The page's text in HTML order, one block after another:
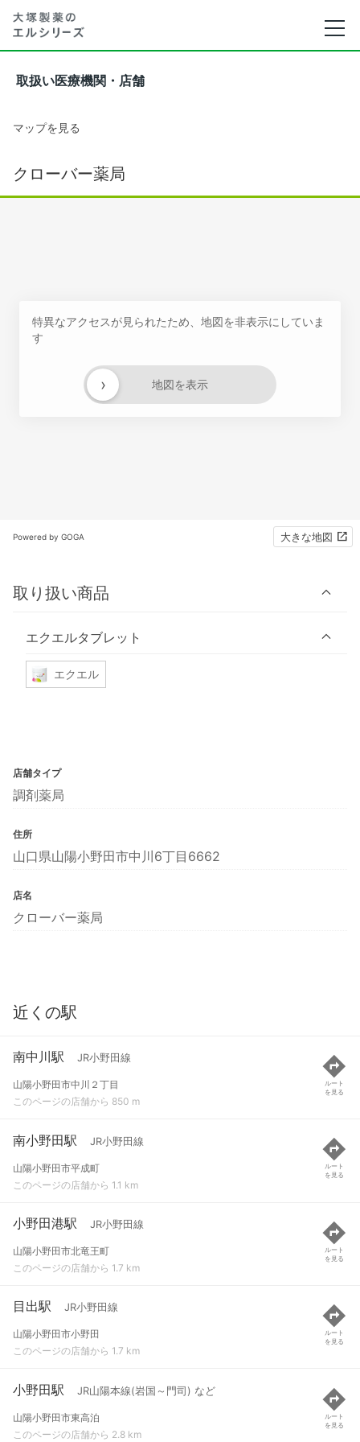
取扱い医療機関・店舗
マップを見る
クローバー薬局
特異なアクセスが見られたため、地図を非表示にしていま
す
地図を表示
›
Powered by GOGA 大きな地図
取り扱い商品
エクエルタブレット
エクエル
店舗タイプ
調剤薬局
住所
山口県山陽小野田市中川6丁目6662
店名
クローバー薬局
近くの駅
南中川駅 JR小野田線
山陽小野田市中川２丁目
このページの店舗から 850 m
ルート
を見る
南小野田駅 JR小野田線
山陽小野田市平成町
このページの店舗から 1.1 km
ルート
を見る
小野田港駅 JR小野田線
山陽小野田市北竜王町
このページの店舗から 1.7 km
ルート
を見る
目出駅 JR小野田線
山陽小野田市小野田
このページの店舗から 1.7 km
ルート
を見る
小野田駅 JR山陽本線(岩国～門司) など
山陽小野田市東高泊
このページの店舗から 2.8 km
ルート
を見る